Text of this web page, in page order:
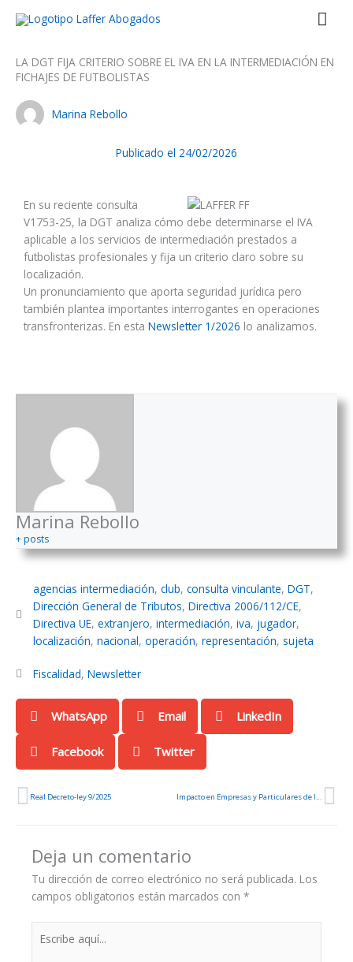
LA DGT FIJA CRITERIO SOBRE EL IVA EN LA INTERMEDIACIÓN EN
FICHAJES DE FUTBOLISTAS
Marina Rebollo
Publicado el 24/02/2026
En su reciente consulta
V1753-25, la DGT analiza cómo debe determinarse el IVA
aplicable a los servicios de intermediación prestados a
futbolistas profesionales y fija un criterio claro sobre su
localización.
Un pronunciamiento que aporta seguridad jurídica pero
también plantea importantes interrogantes en operaciones
transfronterizas. En esta Newsletter 1/2026 lo analizamos.
Marina Rebollo
+ posts
agencias intermediación,club,consulta vinculante,DGT,
Dirección General de Tributos,Directiva 2006/112/CE,
Directiva UE,extranjero,intermediación,iva, jugador,
localización,nacional,operación,representación, sujeta
Fiscalidad,Newsletter
WhatsApp Email LinkedIn
Facebook Twitter
Ant
Real Decreto-ley 9/2025
Deja un comentario
Tu dirección de correo electrónico no será publicada. Los
campos obligatorios están marcados con *
aquí...